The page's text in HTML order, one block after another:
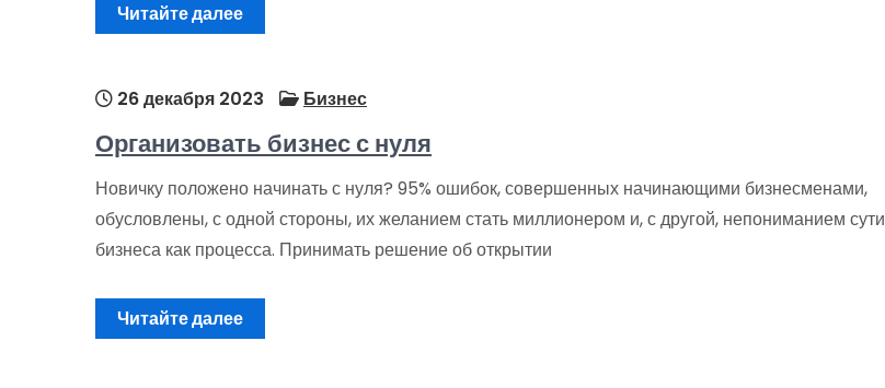
Читайте далее
26 декабря 2023 Бизнес
Организовать бизнес с нуля
Новичку положено начинать с нуля? 95% ошибок, совершенных начинающими бизнесменами,
обусловлены, с одной стороны, их желанием стать миллионером и, с другой, непониманием сути
бизнеса как процесса. Принимать решение об открытии
Читайте далее